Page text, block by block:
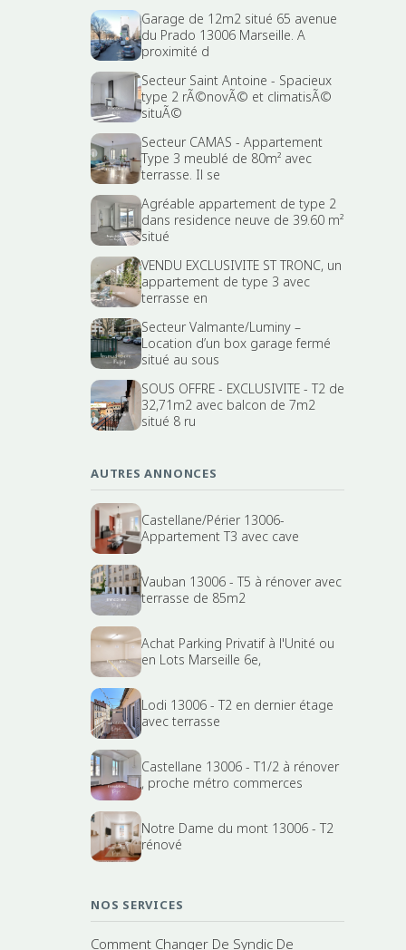
Garage de 12m2 situé 65 avenue
du Prado 13006 Marseille. A
proximité d
Secteur Saint Antoine - Spacieux
type 2 rÃ©novÃ© et climatisÃ©
situÃ©
Secteur CAMAS - Appartement
Type 3 meublé de 80m² avec
terrasse. Il se
Agréable appartement de type 2
dans residence neuve de 39.60 m²
situé
VENDU EXCLUSIVITE ST TRONC, un
appartement de type 3 avec
terrasse en
Secteur Valmante/Luminy –
Location d’un box garage fermé
situé au sous
SOUS OFFRE - EXCLUSIVITE - T2 de
32,71m2 avec balcon de 7m2
situé 8 ru
AUTRES ANNONCES
Castellane/Périer 13006-
Appartement T3 avec cave
Vauban 13006 - T5 à rénover avec
terrasse de 85m2
Achat Parking Privatif à l'Unité ou
en Lots Marseille 6e,
Lodi 13006 - T2 en dernier étage
avec terrasse
Castellane 13006 - T1/2 à rénover
, proche métro commerces
Notre Dame du mont 13006 - T2
rénové
NOS SERVICES
Comment Changer De Syndic De